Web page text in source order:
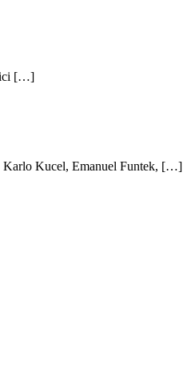
[…]
Karlo Kucel, Emanuel Funtek, […]